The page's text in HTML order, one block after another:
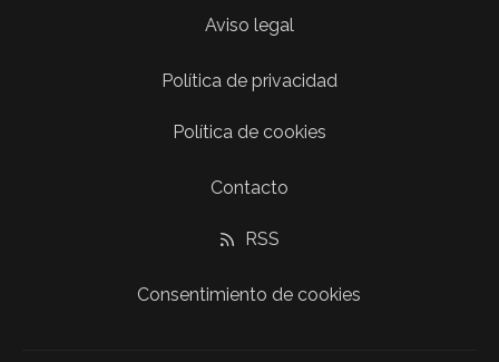
Aviso legal
Política de privacidad
Política de cookies
Contacto
RSS
Consentimiento de cookies